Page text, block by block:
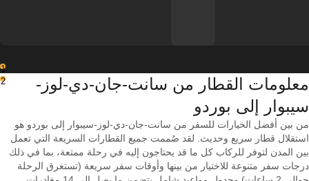
1
2
معلومات القطار من ‎سانت-جان-دي-لوز-
سيبوار إلى ‎بوردو
من بين أفضل الخيارات للسفر من سانت-جان-دي-لوز-سيبوار إلى بوردو هو
استقلال قطار سريع وحديث. لقد صُممت جميع القطارات السريعة التي تعمل
بين المدن لتوفر للركاب كل ما قد يحتاجون إليه في رحلة ممتعة، بما في ذلك
درجات سفر متنوعة للاختيار من بينها وأوقات سفر سريعة (تستغرق الرحلة